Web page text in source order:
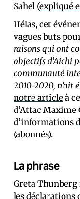
Sahel (expliqué
Hélas, cet
vagues buts
raisons qui ont
objectifs d’Aichi
communauté
2010-2020, n’ait
notre articleà
d’Attac Maxime
d’informations
(abonnés).
La phrase
Greta Thunberg
les déclarations